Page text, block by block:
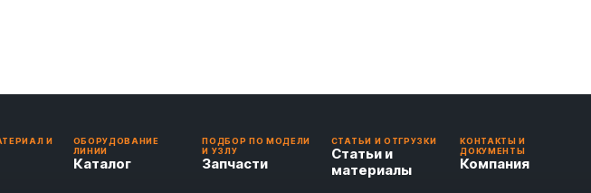
И
ОБОРУДОВАНИЕ
ЛИНИИ
Каталог
ПОДБОР ПО МОДЕЛИ
И УЗЛУ
Запчасти
СТАТЬИ И ОТГРУЗКИ
Статьи и
материалы
КОНТАКТЫ И
ДОКУМЕНТЫ
Компания